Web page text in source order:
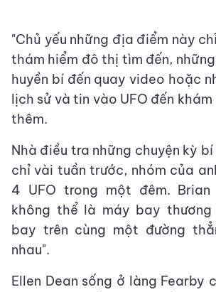
"Chủ yếu những địa điểm này
thám hiểm đô thị tìm đến,
huyền bí đến quay video hoặc
lịch sử và tin vào UFO đến khám
thêm.
Nhà điều tra những chuyện kỳ
chỉ vài tuần trước, nhóm của
4 UFO trong một đêm.
không thể là máy bay thương
bay trên cùng một đường
nhau".
Ellen Dean sống ở làng Fearby